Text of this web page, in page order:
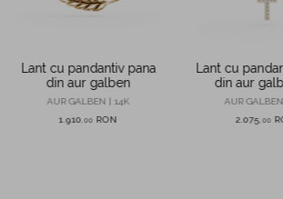
Lant cu pandantiv pana
din aur galben
AUR GALBEN | 14K
1.910 ,00 RON
Lant cu
din aur
AUR
2.075 ,00